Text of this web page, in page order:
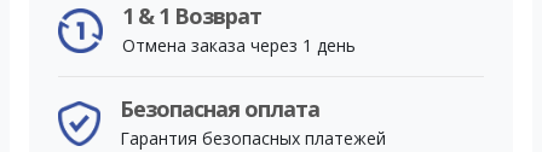
1 & 1 Возврат
Отмена заказа через 1 день
Безопасная оплата
Гарантия безопасных платежей